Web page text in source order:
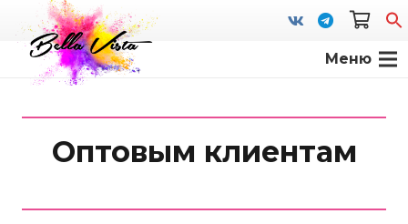
Меню
Оптовым клиентам